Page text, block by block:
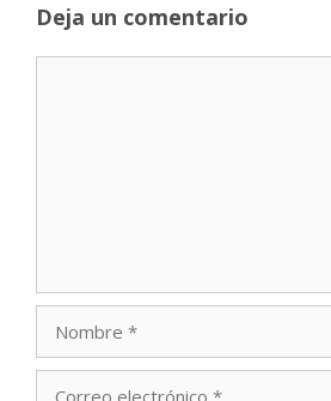
Deja un comentario